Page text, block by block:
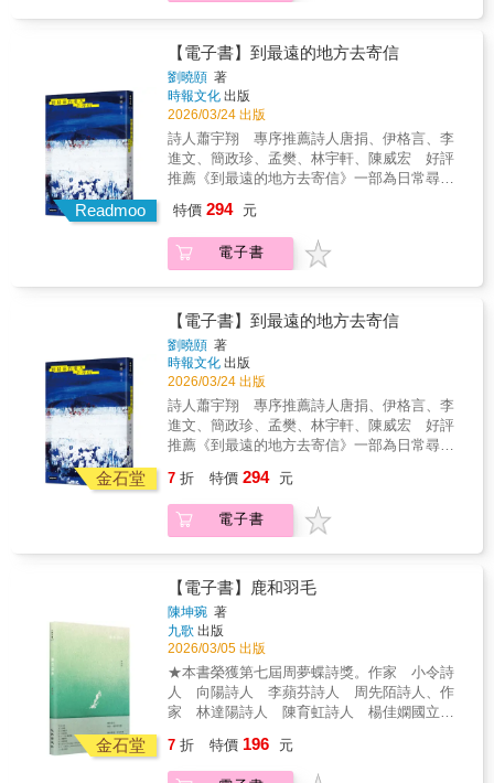
的台語文學撐起一片天。」──宋澤萊（國家文
藝獎得主）【起鼓贊聲】王羅蜜多（作家）方
耀乾（台中教育大學台語系前特聘教授兼系主
任）劉騰文（文史藝術工作者）（按姓氏筆畫
排序）※台文戰線雜誌社贊助出版
Readmoo
【電子書】到最遠的地方去寄信
劉曉頤 著
時報文化 出版
2026/03/24 出版
詩人蕭宇翔 專序推薦詩人唐捐、伊格言、李
進文、簡政珍、孟樊、林宇軒、陳威宏 好評
推薦《到最遠的地方去寄信》一部為日常尋找
塞、破毛毯與清晨的吐司等意象，把貧窮與疲
憊化為細膩的溫柔。輯一〈妳所尋獲的生活〉
從白色煙紙店、晨禱與貓咪開始，書寫在清
貓」的小事，卻因此被命名，被溫柔地擁抱。
輯二〈美麗而卑微〉細看那些被忽略的碎片：
鈕釦漆屑、紙花、日子的紅豆、未寄出的信。
詩人相信，真正支撐我們的，是這些微小而頑
固的雜質與殘缺，它們讓人仍能在反覆受傷
後，對世界保有信任。進入輯三〈你體內曾是
黃昏的事物〉，秋意與老去浮現，失眠、藥
片、黃昏與火車月台交疊成一部個人史。詩人
聆聽骨頭裡發出的聲音，學習與自己的陰影共
代與死亡：火葬場旁的性愛、被時代送別的靈
魂、雨中孤兒院與乳品店的風，同時是告別，
也是守夜。這部詩集寫透了一個人與生活長期
一碗粥、一盞燈、一個還在跳動的名字，而再
一次輕輕地活下去。適合在疲憊的夜晚與最安
靜的清晨慢慢對讀，替那些還說不出口的心
事，找到一種溫柔而堅定的語言。
特價 294 元
電子書
金石堂
【電子書】到最遠的地方去寄信
劉曉頤 著
時報文化 出版
2026/03/24 出版
詩人蕭宇翔 專序推薦詩人唐捐、伊格言、李
進文、簡政珍、孟樊、林宇軒、陳威宏 好評
推薦《到最遠的地方去寄信》一部為日常尋找
塞、破毛毯與清晨的吐司等意象，把貧窮與疲
憊化為細膩的溫柔。輯一〈妳所尋獲的生活〉
從白色煙紙店、晨禱與貓咪開始，書寫在清
貓」的小事，卻因此被命名，被溫柔地擁抱。
輯二〈美麗而卑微〉細看那些被忽略的碎片：
鈕釦漆屑、紙花、日子的紅豆、未寄出的信。
詩人相信，真正支撐我們的，是這些微小而頑
固的雜質與殘缺，它們讓人仍能在反覆受傷
後，對世界保有信任。進入輯三〈你體內曾是
黃昏的事物〉，秋意與老去浮現，失眠、藥
片、黃昏與火車月台交疊成一部個人史。詩人
聆聽骨頭裡發出的聲音，學習與自己的陰影共
7 折 特價 294 元
電子書
金石堂
【電子書】鹿和羽毛
陳坤琬 著
九歌 出版
2026/03/05 出版
★本書榮獲第七屆周夢蝶詩獎。作家 小令詩
人 向陽詩人 李蘋芬詩人 周先陌詩人、作
家 林達陽詩人 陳育虹詩人 楊佳嫻國立屏
有冊店 ū tsheh-tiàm 店長2號 謝三進溫柔推薦
《鹿和羽毛》是一本時間的詩集。在幻夢與真
7 折 特價 196 元